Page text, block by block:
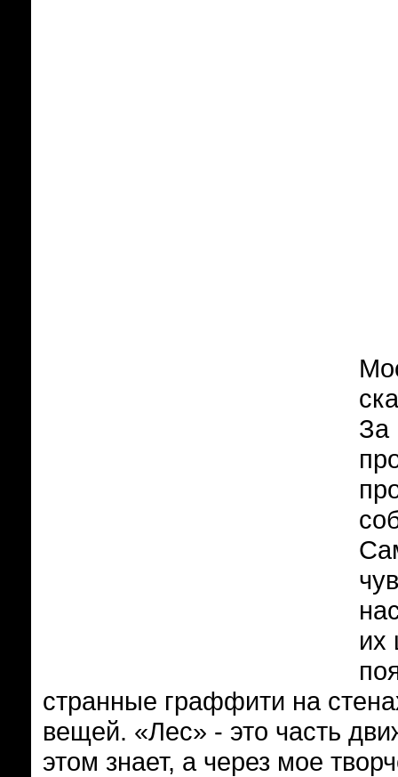
За
их
странные граффити на
вещей. «Лес» - это часть
этом знает, а через мое